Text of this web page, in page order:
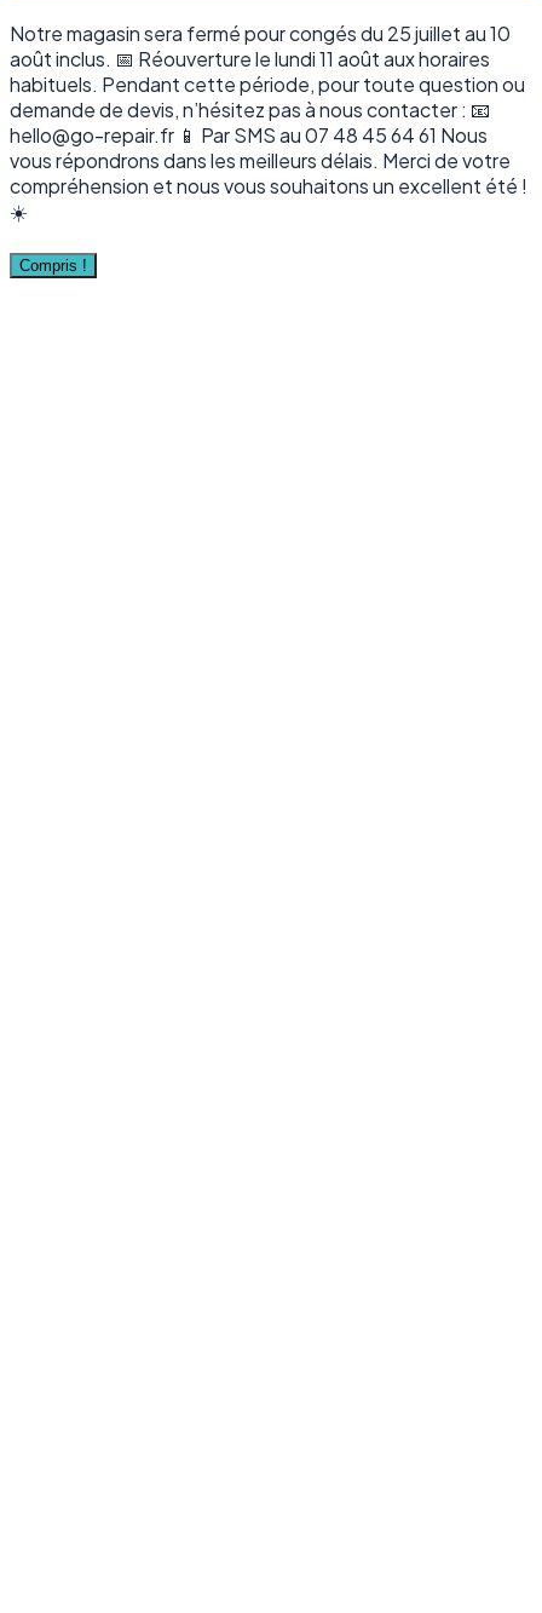
Notre magasin sera fermé pour congés du 25 juillet au 10
août inclus. 📅 Réouverture le lundi 11 août aux horaires
habituels. Pendant cette période, pour toute question ou
demande de devis, n’hésitez pas à nous contacter : 📧
hello@go-repair.fr 📱 Par SMS au 07 48 45 64 61 Nous
vous répondrons dans les meilleurs délais. Merci de votre
compréhension et nous vous souhaitons un excellent été !
☀️
Compris !